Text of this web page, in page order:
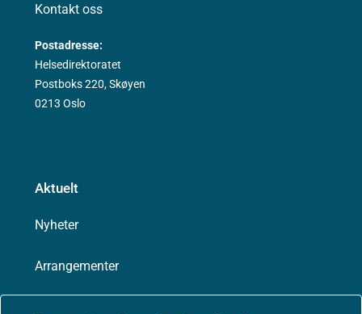
Kontakt oss
Postadresse:
Helsedirektoratet
Postboks 220, Skøyen
0213 Oslo
Aktuelt
Nyheter
Arrangementer